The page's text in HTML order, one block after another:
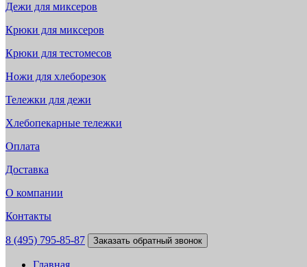
Дежи для миксеров
Крюки для миксеров
Крюки для тестомесов
Ножи для хлеборезок
Тележки для дежи
Хлебопекарные тележки
Оплата
Доставка
О компании
Контакты
8 (495) 795-85-87 Заказать обратный звонок
Главная